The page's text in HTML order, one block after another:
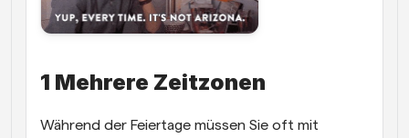
1 Mehrere Zeitzonen
Während der Feiertage müssen Sie oft mit